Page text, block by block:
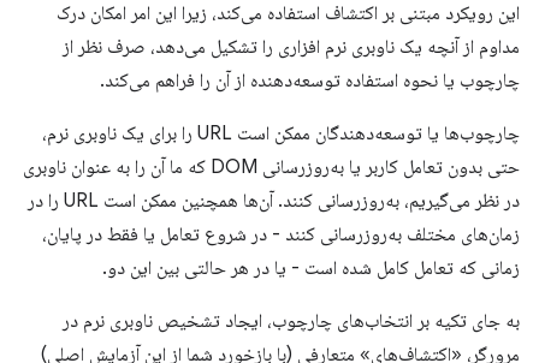
این رویکرد مبتنی بر اکتشاف استفاده می‌کند، زیرا این امر امکان درک
مداوم از آنچه یک ناوبری نرم افزاری را تشکیل می‌دهد، صرف نظر از
چارچوب یا نحوه استفاده توسعه‌دهنده از آن را فراهم می‌کند.
چارچوب‌ها یا توسعه‌دهندگان ممکن است URL را برای یک ناوبری نرم،
حتی بدون تعامل کاربر یا به‌روزرسانی DOM که ما آن را به عنوان ناوبری
در نظر می‌گیریم، به‌روزرسانی کنند. آن‌ها همچنین ممکن است URL را در
زمان‌های مختلف به‌روزرسانی کنند - در شروع تعامل یا فقط در پایان،
زمانی که تعامل کامل شده است - یا در هر حالتی بین این دو.
به جای تکیه بر انتخاب‌های چارچوب، ایجاد تشخیص ناوبری نرم در
مرورگر، «اکتشاف‌های» متعارفی (با بازخورد شما از این آزمایش اصلی)